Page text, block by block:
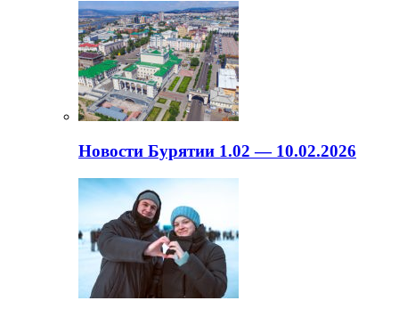
Новости Бурятии 1.02 — 10.02.2026